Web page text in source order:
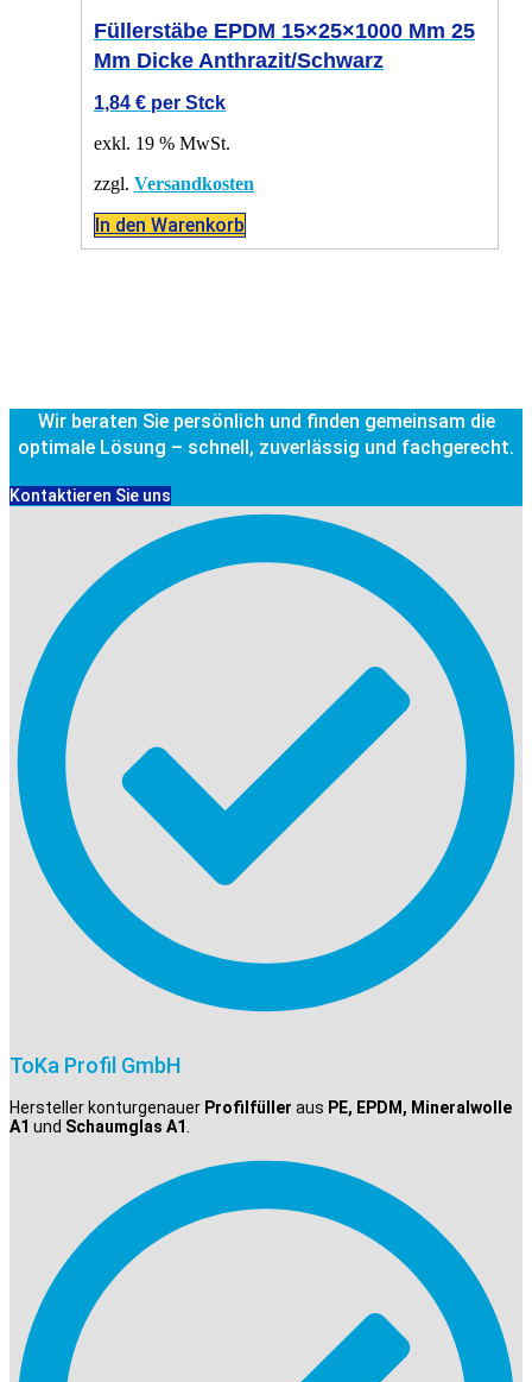
Füllerstäbe EPDM 15×25×1000 Mm 25
Mm Dicke Anthrazit/schwarz
1,84 € per Stck
exkl. 19 % MwSt.
zzgl. Versandkosten
In den Warenkorb
Wir beraten Sie persönlich und finden gemeinsam die
optimale Lösung – schnell, zuverlässig und fachgerecht.
Kontaktieren Sie uns
ToKa Profil GmbH
Hersteller konturgenauer Profilfüller aus PE, EPDM, Mineralwolle
A1 und Schaumglas A1